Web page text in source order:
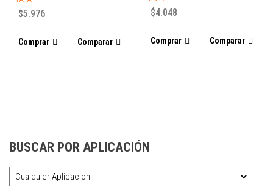
$5.976
Comprar Comparar
$4.048
Comprar Comparar
BUSCAR POR APLICACIÓN